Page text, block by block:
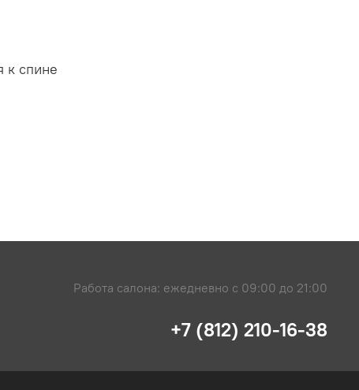
к спине
Работа салона: ежедневно с 09:00 до 21:00
+7 (812) 210-16-38